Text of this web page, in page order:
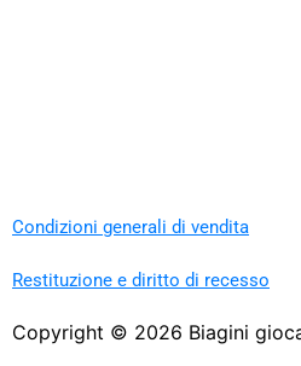
Condizioni generali di vendita
Restituzione e diritto di recesso
Copyright © 2026 Biagini